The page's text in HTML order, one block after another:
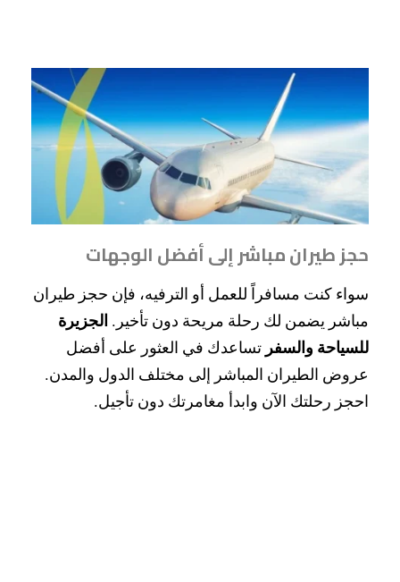
حجز طيران مباشر إلى أفضل الوجهات
سواء كنت مسافراً للعمل أو الترفيه، فإن حجز طيران
مباشر يضمن لك رحلة مريحة دون تأخير. الجزيرة
للسياحة والسفر تساعدك في العثور على أفضل
عروض الطيران المباشر إلى مختلف الدول والمدن.
احجز رحلتك الآن وابدأ مغامرتك دون تأجيل.